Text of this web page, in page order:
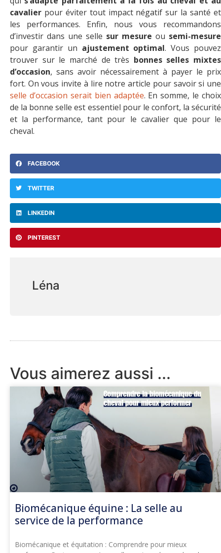
cavalier pour éviter tout impact négatif sur la santé et
les performances. Enfin, nous vous recommandons
d’investir dans une selle sur mesure ou semi-mesure
pour garantir un ajustement optimal. Vous pouvez
trouver sur le marché de très bonnes selles mixtes
d’occasion, sans avoir nécessairement à payer le prix
fort. On vous invite à lire notre article pour savoir si une
selle d’occasion serait bien adaptée. En somme, le choix
de la bonne selle est essentiel pour le confort, la sécurité
et la performance, tant pour le cavalier que pour le
cheval.
FACEBOOK
TWITTER
LINKEDIN
PINTEREST
Léna
Vous aimerez aussi ...
Biomécanique équine : La selle au
service de la performance
Biomécanique et équitation : Comprendre pour mieux